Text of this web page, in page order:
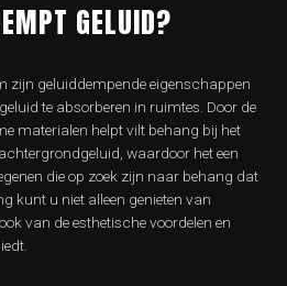
GELUID?
zijn geluiddempende eigenschappen
te absorberen in ruimtes. Door de
materialen helpt vilt behang bij het
waardoor het een
die op zoek zijn naar behang dat
kunt u niet alleen genieten van
van de esthetische voordelen en